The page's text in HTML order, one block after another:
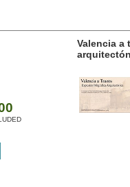
Valencia a
arquitectónica